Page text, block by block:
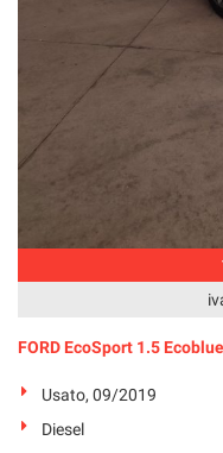
FORD EcoSport 1.5
Usato, 09/2019
Diesel